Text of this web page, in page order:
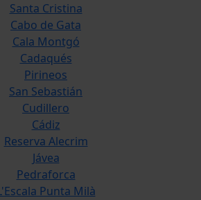
Santa Cristina
Cabo de Gata
Cala Montgó
Cadaqués
Pirineos
San Sebastián
Cudillero
Cádiz
Reserva Alecrim
Jávea
Pedraforca
Punta Milà